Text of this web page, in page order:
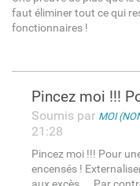
faut éliminer tout ce qui
fonctionnaires !
Pincez moi !!!
Soumis par MOI
21:28
Pincez moi !!! Pour
encensés !